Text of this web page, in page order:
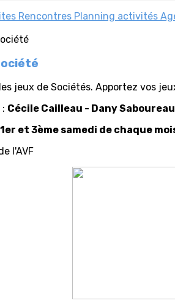
Rencontres Planning activités
jeux de Sociétés. Apportez vos
Cécile Cailleau - Dany
1er et 3ème samedi de chaque
l'AVF